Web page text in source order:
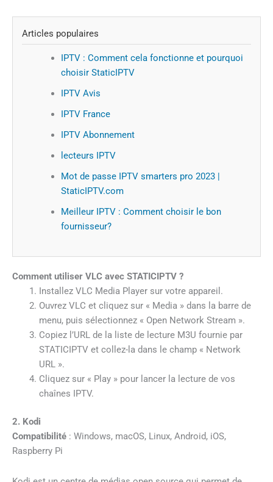
Articles populaires
IPTV : Comment cela fonctionne et pourquoi
choisir StaticIPTV
IPTV Avis
IPTV France
IPTV Abonnement
lecteurs IPTV
Mot de passe IPTV smarters pro 2023 |
StaticIPTV.com
Meilleur IPTV : Comment choisir le bon
fournisseur?
Comment utiliser VLC avec STATICIPTV ?
Installez VLC Media Player sur votre appareil.
Ouvrez VLC et cliquez sur « Media » dans la barre de
menu, puis sélectionnez « Open Network Stream ».
Copiez l’URL de la liste de lecture M3U fournie par
STATICIPTV et collez-la dans le champ « Network
URL ».
Cliquez sur « Play » pour lancer la lecture de vos
chaînes IPTV.
2. Kodi
Compatibilité : Windows, macOS, Linux, Android, iOS,
Raspberry Pi